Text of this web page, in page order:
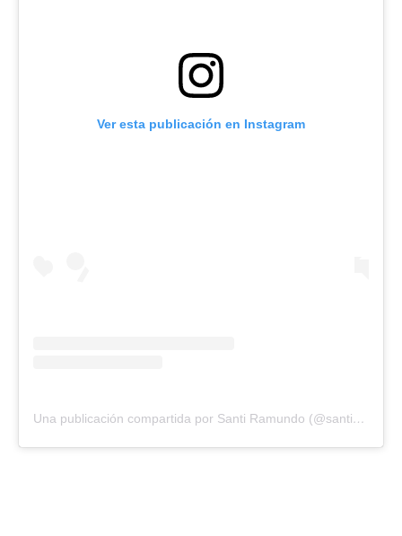
Ver esta publicación en Instagram
Una publicación compartida por Santi Ramundo (@santiramundo)